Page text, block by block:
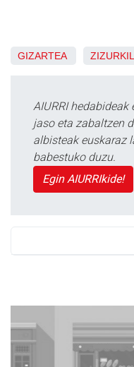
GIZARTEA ZIZURKIL
AIURRI
jaso eta zabaltzen
albisteak euskaraz
babestuko duzu.
Egin AIURRIkide!